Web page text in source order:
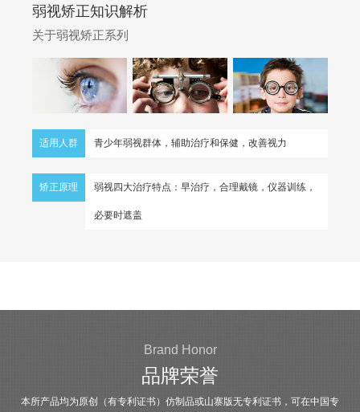
弱视矫正知识解析
关于弱视矫正系列
适用人群 青少年弱视群体，辅助治疗和保健，改善视力
矫正原理 弱视四大治疗特点：早治疗，合理戴镜，仪器训练，
必要时遮盖
Brand Honor
品牌荣誉
本所产品均为原创（有专利证书）仿制品或山寨版无专利证书，可在中国专